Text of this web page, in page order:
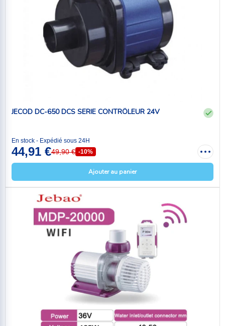
JECOD DC-650 DCS SERIE CONTRÔLEUR 24V
En stock - Expédié sous 24H
44,91 €49,90 € -10%
Ajouter au panier